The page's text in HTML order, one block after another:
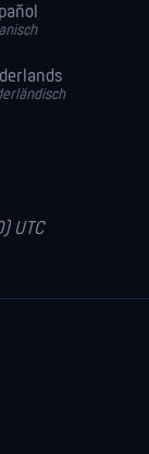
UTC